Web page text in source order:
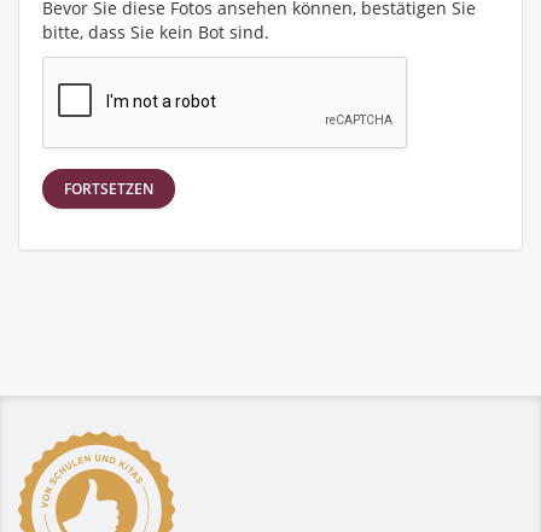
Bevor Sie diese Fotos ansehen können, bestätigen Sie
bitte, dass Sie kein Bot sind.
FORTSETZEN